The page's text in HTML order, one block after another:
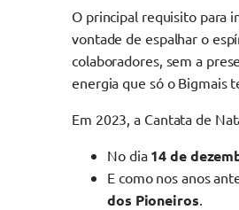
O principal requisito para
vontade de espalhar o
colaboradores, sem a
energia que só o Bigmais
Em 2023, a Cantata de
No dia 14 de
E como nos anos
dos Pioneiros.